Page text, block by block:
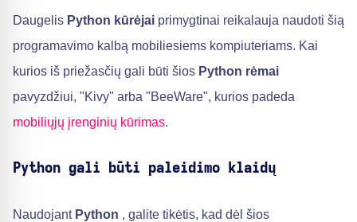
Daugelis Python kūrėjai primygtinai reikalauja naudoti šią
programavimo kalbą mobiliesiems kompiuteriams. Kai
kurios iš priežasčių gali būti šios Python rėmai
pavyzdžiui, "Kivy" arba "BeeWare", kurios padeda
mobiliųjų įrenginių kūrimas.
Python gali būti paleidimo klaidų
Naudojant Python , galite tikėtis, kad dėl šios